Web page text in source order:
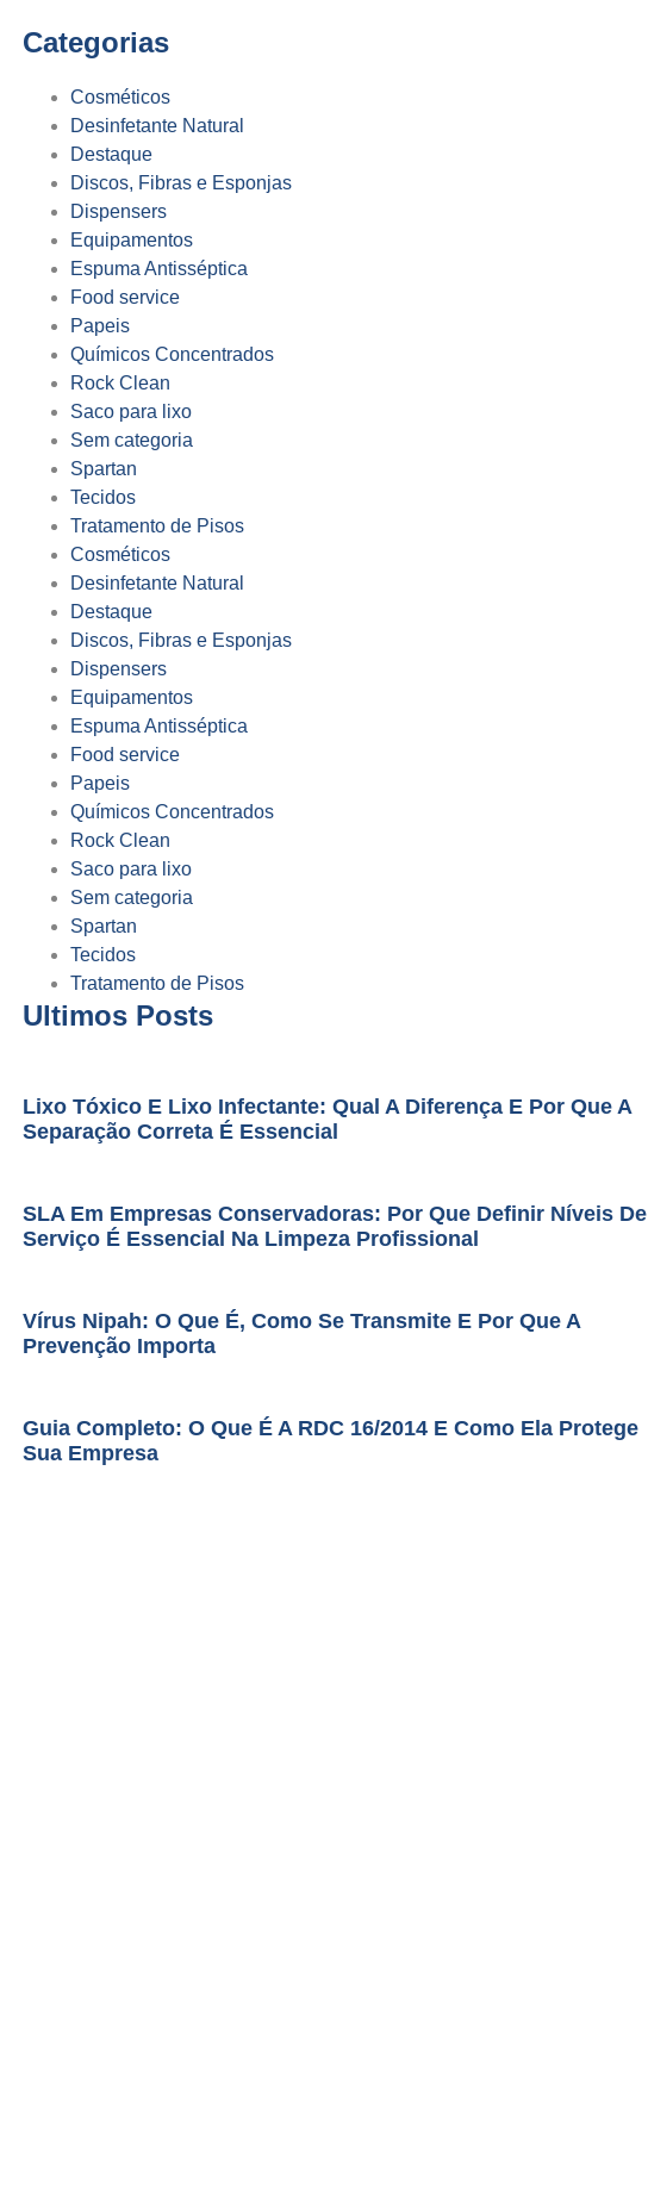
Categorias
Cosméticos
Desinfetante Natural
Destaque
Discos, Fibras e Esponjas
Dispensers
Equipamentos
Espuma Antisséptica
Food service
Papeis
Químicos Concentrados
Rock Clean
Saco para lixo
Sem categoria
Spartan
Tecidos
Tratamento de Pisos
Cosméticos
Desinfetante Natural
Destaque
Discos, Fibras e Esponjas
Dispensers
Equipamentos
Espuma Antisséptica
Food service
Papeis
Químicos Concentrados
Rock Clean
Saco para lixo
Sem categoria
Spartan
Tecidos
Tratamento de Pisos
Ultimos Posts
Lixo Tóxico E Lixo Infectante: Qual A Diferença E Por Que A
Separação Correta É Essencial
SLA Em Empresas Conservadoras: Por Que Definir Níveis De
Serviço É Essencial Na Limpeza Profissional
Vírus Nipah: O Que É, Como Se Transmite E Por Que A
Prevenção Importa
Guia Completo: O Que É A RDC 16/2014 E Como Ela Protege
Sua Empresa